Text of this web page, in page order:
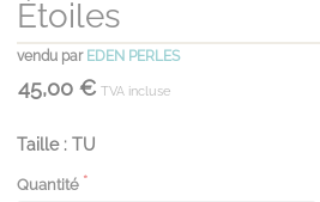
Étoiles
vendu par EDEN PERLES
45,00 € TVA incluse
Taille : TU
Quantité